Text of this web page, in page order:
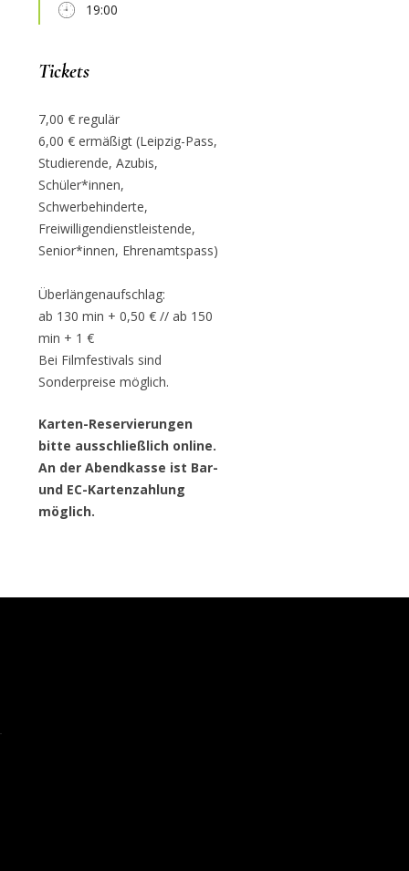
19:00
Tickets
7,00 € regulär
6,00 € ermäßigt (Leipzig-Pass,
Studierende, Azubis,
Schüler*innen,
Schwerbehinderte,
Freiwilligendienstleistende,
Senior*innen, Ehrenamtspass)
Überlängenaufschlag:
ab 130 min + 0,50 € // ab 150
min + 1 €
Bei Filmfestivals sind
Sonderpreise möglich.
Karten-Reservierungen
bitte ausschließlich online.
An der Abendkasse ist Bar-
und EC-Kartenzahlung
möglich.